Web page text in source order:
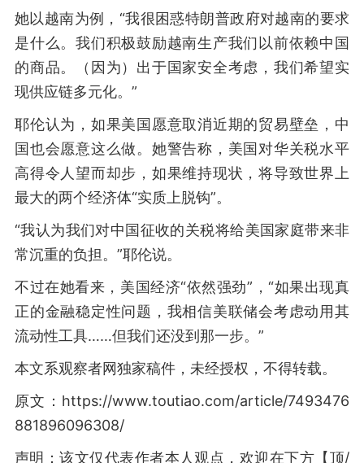
她以越南为例，“我很困惑特朗普政府对越南的要求
是什么。我们积极鼓励越南生产我们以前依赖中国
的商品。（因为）出于国家安全考虑，我们希望实
现供应链多元化。”
耶伦认为，如果美国愿意取消近期的贸易壁垒，中
国也会愿意这么做。她警告称，美国对华关税水平
高得令人望而却步，如果维持现状，将导致世界上
最大的两个经济体“实质上脱钩”。
“我认为我们对中国征收的关税将给美国家庭带来非
常沉重的负担。”耶伦说。
不过在她看来，美国经济“依然强劲”，“如果出现真
正的金融稳定性问题，我相信美联储会考虑动用其
流动性工具……但我们还没到那一步。”
本文系观察者网独家稿件，未经授权，不得转载。
原文：https://www.toutiao.com/article/7493476
881896096308/
声明：该文仅代表作者本人观点，欢迎在下方【顶/